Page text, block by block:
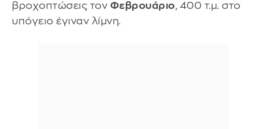
βροχοπτώσεις τον Φεβρουάριο, 400 τ.μ. στο
υπόγειο έγιναν λίμνη.